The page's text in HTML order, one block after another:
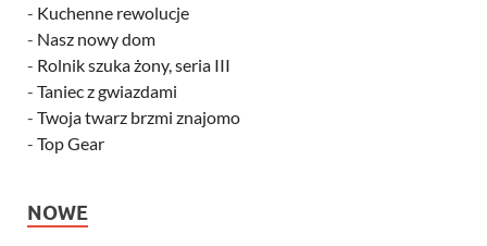
- Kuchenne rewolucje
- Nasz nowy dom
- Rolnik szuka żony, seria III
- Taniec z gwiazdami
- Twoja twarz brzmi znajomo
- Top Gear
NOWE